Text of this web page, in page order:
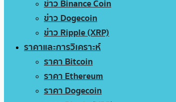
ข่าว Binance Coin
ข่าว Dogecoin
ข่าว Ripple (XRP)
ราคาและการวิเคราะห์
ราคา Bitcoin
ราคา Ethereum
ราคา Dogecoin